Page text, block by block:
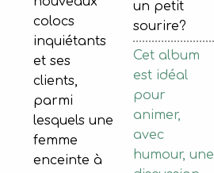
colocs
inquiétants
et ses
clients,
parmi
lesquels une
femme
enceinte à
un petit
sourire?
Cet album
est idéal
pour
animer,
avec
humour, une